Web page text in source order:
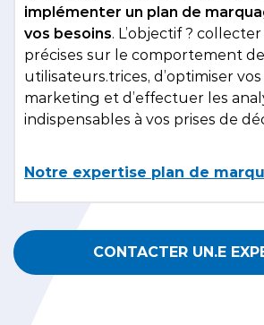
implémenter un plan de
vos besoins. L’objectif ?
précises sur le comportement
utilisateurs.trices, d’optimiser
marketing et d’effectuer les
indispensables à vos prises de
Notre expertise plan de
CONTACTER UN.E